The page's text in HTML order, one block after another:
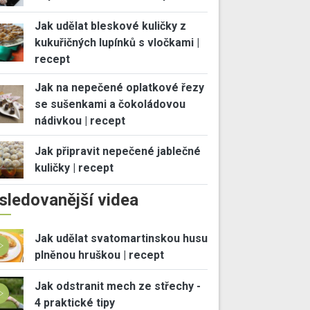
Jak udělat bleskové kuličky z
kukuřičných lupínků s vločkami |
recept
Jak na nepečené oplatkové řezy
se sušenkami a čokoládovou
nádivkou | recept
Jak připravit nepečené jablečné
kuličky | recept
videa
Jak udělat svatomartinskou husu
plněnou hruškou | recept
Jak odstranit mech ze střechy -
4 praktické tipy